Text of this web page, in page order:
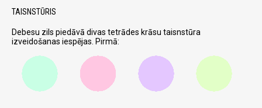
TAISNSTŪRIS
Debesu zils piedāvā divas tetrādes krāsu taisnstūra
izveidošanas iespējas. Pirmā: